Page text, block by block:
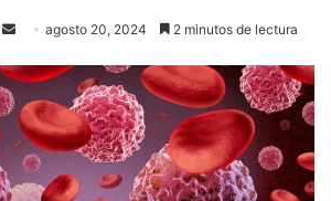
n
d
a
n
e
agosto 20, 2024 2 minutos de lectura